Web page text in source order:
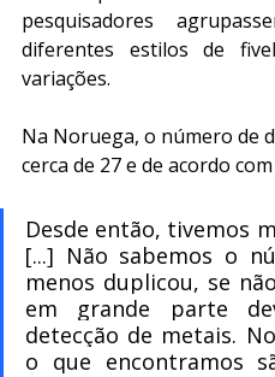
pesquisadores
diferentes estilos de
variações.
Na Noruega, o número de
cerca de 27 e de acordo
Desde então, tivemos
[...] Não sabemos o
menos duplicou, se
em grande parte
detecção de metais.
o que encontramos